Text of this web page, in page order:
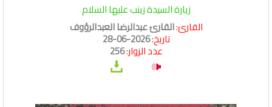
زيارة السيدة زينب عليها السلام
القارئ:القارئ عبدالرضا العبدالرؤوف
تاريخ:2026-06-28
عدد الزوار:256